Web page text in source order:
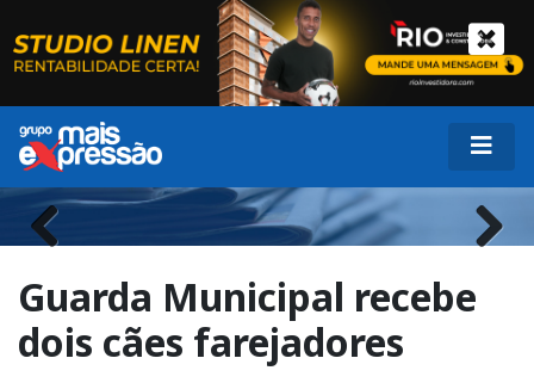
Previous
Guarda Municipal recebe
dois cães farejadores